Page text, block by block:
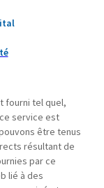
fourni tel quel,
service est
être tenus
résultant de
par ce
lié à des